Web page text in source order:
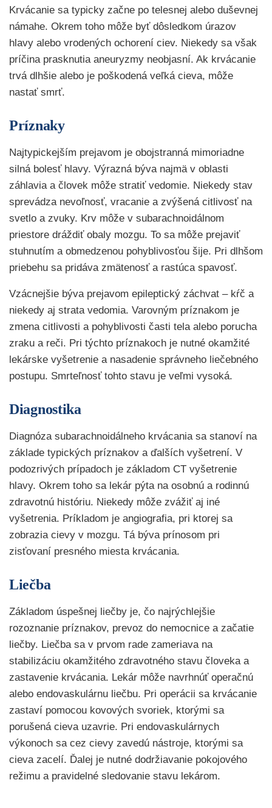
Krvácanie sa typicky začne po telesnej alebo duševnej
námahe. Okrem toho môže byť dôsledkom úrazov
hlavy alebo vrodených ochorení ciev. Niekedy sa však
príčina prasknutia aneuryzmy neobjasní. Ak krvácanie
trvá dlhšie alebo je poškodená veľká cieva, môže
nastať smrť.
Príznaky
Najtypickejším prejavom je obojstranná mimoriadne
silná bolesť hlavy. Výrazná býva najmä v oblasti
záhlavia a človek môže stratiť vedomie. Niekedy stav
sprevádza nevoľnosť, vracanie a zvýšená citlivosť na
svetlo a zvuky. Krv môže v subarachnoidálnom
priestore dráždiť obaly mozgu. To sa môže prejaviť
stuhnutím a obmedzenou pohyblivosťou šije. Pri dlhšom
priebehu sa pridáva zmätenosť a rastúca spavosť.
Vzácnejšie býva prejavom epileptický záchvat – kŕč a
niekedy aj strata vedomia. Varovným príznakom je
zmena citlivosti a pohyblivosti časti tela alebo porucha
zraku a reči. Pri týchto príznakoch je nutné okamžité
lekárske vyšetrenie a nasadenie správneho liečebného
postupu. Smrteľnosť tohto stavu je veľmi vysoká.
Diagnostika
Diagnóza subarachnoidálneho krvácania sa stanoví na
základe typických príznakov a ďalších vyšetrení. V
podozrivých prípadoch je základom CT vyšetrenie
hlavy. Okrem toho sa lekár pýta na osobnú a rodinnú
zdravotnú históriu. Niekedy môže zvážiť aj iné
vyšetrenia. Príkladom je angiografia, pri ktorej sa
zobrazia cievy v mozgu. Tá býva prínosom pri
zisťovaní presného miesta krvácania.
Liečba
Základom úspešnej liečby je, čo najrýchlejšie
rozoznanie príznakov, prevoz do nemocnice a začatie
liečby. Liečba sa v prvom rade zameriava na
stabilizáciu okamžitého zdravotného stavu človeka a
zastavenie krvácania. Lekár môže navrhnúť operačnú
alebo endovaskulárnu liečbu. Pri operácii sa krvácanie
zastaví pomocou kovových svoriek, ktorými sa
porušená cieva uzavrie. Pri endovaskulárnych
výkonoch sa cez cievy zavedú nástroje, ktorými sa
cieva zacelí. Ďalej je nutné dodržiavanie pokojového
režimu a pravidelné sledovanie stavu lekárom.